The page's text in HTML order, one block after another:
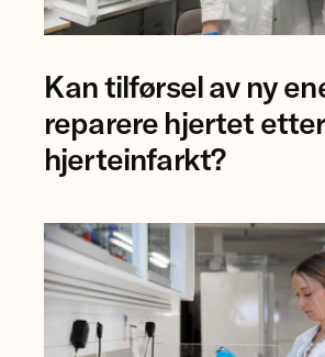
Åsa
Birgisdottir
og
forsker
Calvoli,
Universitetet
i
Tromsø.
Kan tilførsel av ny
reparere hjertet etter
hjerteinfarkt?